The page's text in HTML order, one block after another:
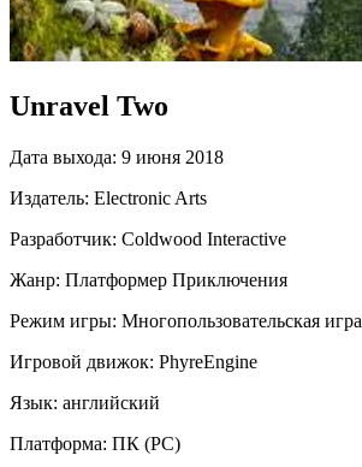
Unravel Two
Дата выхода: 9 июня 2018
Издатель: Electronic Arts
Разработчик: Coldwood Interactive
Жанр: Платформер Приключения
Режим игры: Многопользовательская игра
Игровой движок: PhyreEngine
Язык: английский
Платформа: ПК (PC)